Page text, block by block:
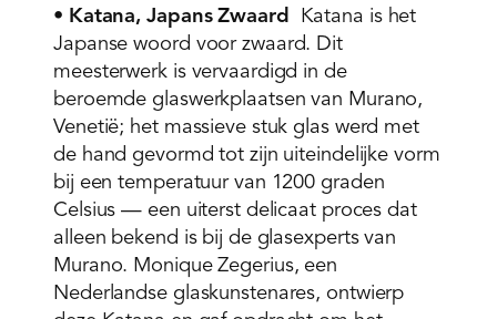
• Katana, Japans Zwaard Katana is het
Japanse woord voor zwaard. Dit
meesterwerk is vervaardigd in de
beroemde glaswerkplaatsen van Murano,
Venetië; het massieve stuk glas werd met
de hand gevormd tot zijn uiteindelijke vorm
bij een temperatuur van 1200 graden
Celsius — een uiterst delicaat proces dat
alleen bekend is bij de glasexperts van
Murano. Monique Zegerius, een
Nederlandse glaskunstenares, ontwierp